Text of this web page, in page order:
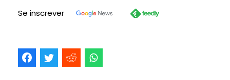
Se inscrever